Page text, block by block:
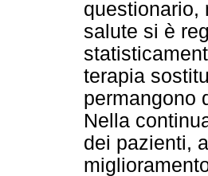
questionario,
salute si è
terapia
permangono
Nella
dei pazienti,